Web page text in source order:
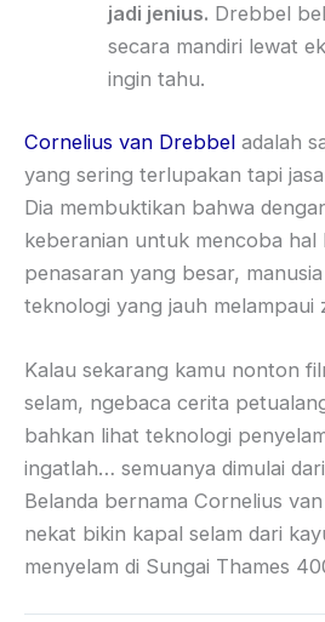
jadi jenius. Drebbel
secara mandiri lewat
ingin tahu.
Cornelius van Drebbel adalah
yang sering terlupakan tapi
Dia membuktikan bahwa
keberanian untuk mencoba hal
penasaran yang besar,
teknologi yang jauh melampaui
Kalau sekarang kamu nonton
selam, ngebaca cerita
bahkan lihat teknologi
ingatlah… semuanya dimulai
Belanda bernama Cornelius
nekat bikin kapal selam dari
menyelam di Sungai Thames